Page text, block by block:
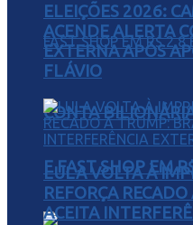
CONTA
E FAST SHOP EM
ELEIÇÕES 2026:
ACENDE ALERTA
EXTERNA APÓS
FLÁVIO
LULA VOLTA À
REFORÇA
ACEITA